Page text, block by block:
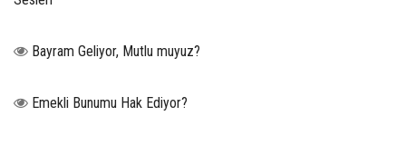
Bayram Geliyor, Mutlu muyuz?
Emekli Bunumu Hak Ediyor?